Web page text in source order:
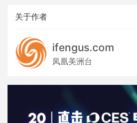
关于作者
ifengus.com
凤凰美洲台